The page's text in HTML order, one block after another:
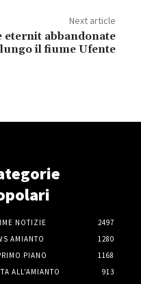
Next article
eternit abbandonate
lungo il fiume Ufente
NOTIZIE
2497
AMIANTO
1280
PIANO
1168
ALL'AMIANTO
913